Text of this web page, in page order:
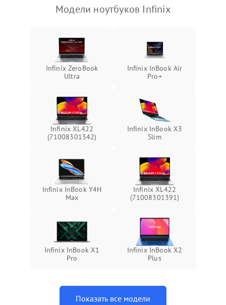
пропадание диска
оперативной памяти:
вылеты приложений,
синие экраны
Подробнее →
Проблемы Wi‑Fi или
Модели ноутбуков Infinix
Infinix ZeroBook
Ultra
Infinix InBook Air
Pro+
Infinix XL422
(71008301342)
Infinix InBook X3
Slim
Infinix InBook Y4H
Max
Infinix XL422
(71008301391)
Infinix InBook X1
Pro
Infinix InBook X2
Plus
Показать все модели